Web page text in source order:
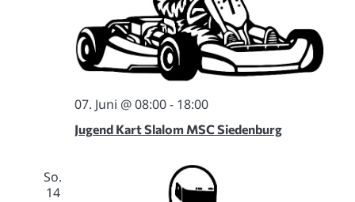
Jugend Kart Slalom MSC Siedenburg
07. Juni @ 08:00- 18:00
So.
14